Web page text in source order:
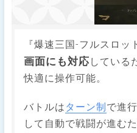
『爆速三国-フルスロッ
画面にも対応 している
快適に操作可能。
バトルは ターン制で進
して自動で戦闘が進む